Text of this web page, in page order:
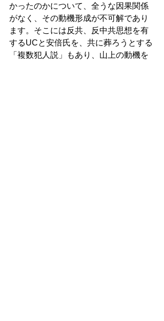
かったのかについて、全うな因果関係
がなく、その動機形成が不可解であり
ます。そこには反共、反中共思想を有
するUCと安倍氏を、共に葬ろうとする
「複数犯人説」もあり、山上の動機を